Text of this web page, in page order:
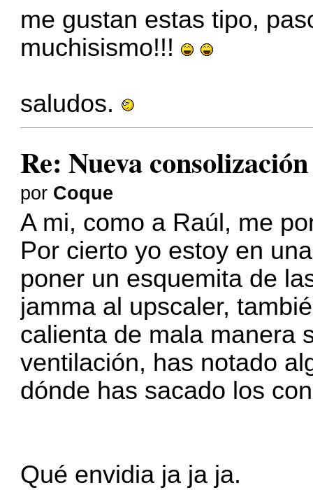
me gustan estas tipo,
muchisismo!!!
saludos.
Re: Nueva
por Coque
A mi, como a Raúl, me
Por cierto yo estoy en
poner un esquemita de
jamma al upscaler,
calienta de mala manera
ventilación, has notado
dónde has sacado los
Qué envidia ja ja ja.